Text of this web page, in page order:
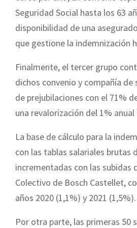
Seguridad Social hasta los 63
disponibilidad de una
que gestione la indemnización
Finalmente, el tercer grupo
dichos convenio y compañía de
de prejubilaciones con el 71%
una revalorización del 1%
La base de cálculo para la
con las tablas salariales brutas
incrementadas con las subidas
Colectivo de Bosch Castellet,
años 2020 (1,1%) y 2021 (1,5%).
Por otra parte, las primeras 50